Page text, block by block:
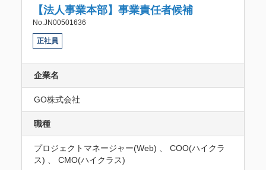
【法人事業本部】事業責任者候補
No.JN00501636
正社員
企業名
GO株式会社
職種
プロジェクトマネージャー(Web) 、 COO(ハイクラ
ス) 、 CMO(ハイクラス)